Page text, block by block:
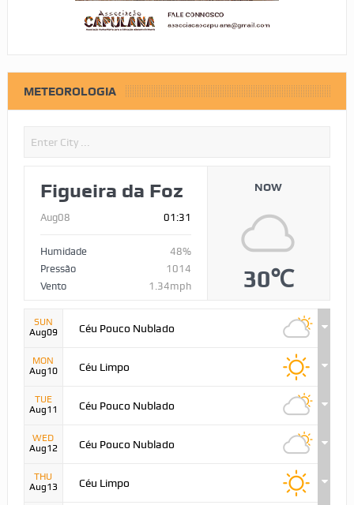
METEOROLOGIA
Figueira da Foz
Aug08 01:31
Humidade
48%
Pressão
1014
Vento
1.34mph
NOW
30℃
SUN
Aug09
Céu Pouco Nublado
MON
Aug10
Céu Limpo
TUE
Aug11
Céu Pouco Nublado
WED
Aug12
Céu Pouco Nublado
THU
Aug13
Céu Limpo